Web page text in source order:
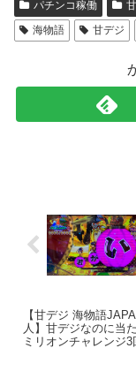
パチンコ稼働
海物語
甘デジ
【甘デジ 海物語
人】甘デジなのに当
ミリオンチャレンジ3